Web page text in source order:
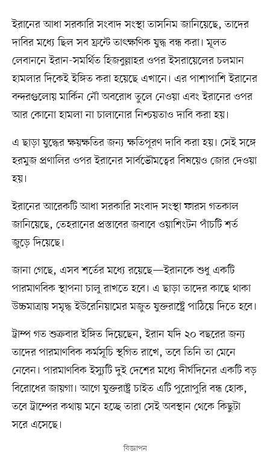
ইরানের আধা সরকারি সংবাদ সংস্থা তাসনিম জানিয়েছে, তাদের
দাবির মধ্যে ছিল সব ফ্রন্টে তাৎক্ষণিক যুদ্ধ বন্ধ করা। মূলত
লেবাননে ইরান-সমর্থিত হিজবুল্লাহর ওপর ইসরায়েলের চলমান
হামলার দিকেই ইঙ্গিত করা হয়েছে এখানে। এর পাশাপাশি ইরানের
বন্দরগুলোয় মার্কিন নৌ অবরোধ তুলে নেওয়া এবং ইরানের ওপর
আর কোনো হামলা না চালানোর নিশ্চয়তাও দাবি করা হয়।
এ ছাড়া যুদ্ধের ক্ষয়ক্ষতির জন্য ক্ষতিপূরণ দাবি করা হয়। সেই সঙ্গে
হরমুজ প্রণালির ওপর ইরানের সার্বভৌমত্বের বিষয়েও জোর দেওয়া
হয়।
ইরানের আরেকটি আধা সরকারি সংবাদ সংস্থা ফারস গতকাল
জানিয়েছে, তেহরানের প্রস্তাবের জবাবে ওয়াশিংটন পাঁচটি শর্ত
জুড়ে দিয়েছে।
জানা গেছে, এসব শর্তের মধ্যে রয়েছে—ইরানকে শুধু একটি
পারমাণবিক স্থাপনা চালু রাখতে হবে। এ ছাড়া তাদের কাছে থাকা
উচ্চমাত্রায় সমৃদ্ধ ইউরেনিয়ামের মজুত যুক্তরাষ্ট্রে পাঠিয়ে দিতে হবে।
ট্রাম্প গত শুক্রবার ইঙ্গিত দিয়েছেন, ইরান যদি ২০ বছরের জন্য
তাদের পারমাণবিক কর্মসূচি স্থগিত রাখে, তবে তিনি তা মেনে
নেবেন। পারমাণবিক ইস্যুটি দুই দেশের মধ্যে দীর্ঘদিনের একটি বড়
বিরোধের জায়গা। আগে যুক্তরাষ্ট্র চাইত এটি পুরোপুরি বন্ধ হোক,
তবে ট্রাম্পের কথায় মনে হচ্ছে তারা সেই অবস্থান থেকে কিছুটা
সরে এসেছে।